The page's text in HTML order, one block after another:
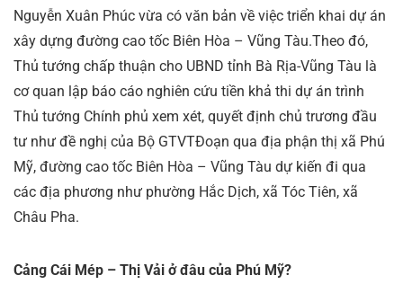
Nguyễn Xuân Phúc vừa có văn bản về việc triển khai dự án
xây dựng đường cao tốc Biên Hòa – Vũng Tàu.Theo đó,
Thủ tướng chấp thuận cho UBND tỉnh Bà Rịa-Vũng Tàu là
cơ quan lập báo cáo nghiên cứu tiền khả thi dự án trình
Thủ tướng Chính phủ xem xét, quyết định chủ trương đầu
tư như đề nghị của Bộ GTVTĐoạn qua địa phận thị xã Phú
Mỹ, đường cao tốc Biên Hòa – Vũng Tàu dự kiến đi qua
các địa phương như phường Hắc Dịch, xã Tóc Tiên, xã
Châu Pha.
Cảng Cái Mép – Thị Vải ở đâu của Phú Mỹ?